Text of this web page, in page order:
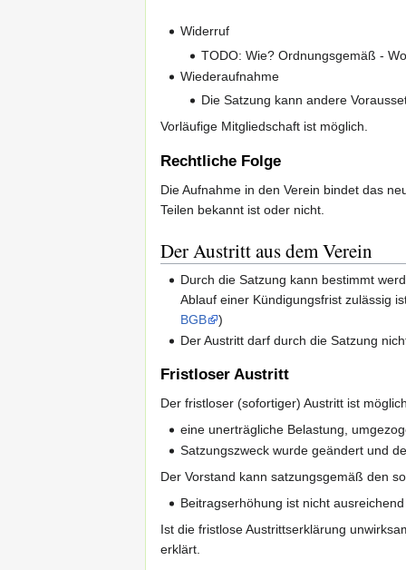
Widerruf
TODO: Wie? Ordnungsgemäß -
Wiederaufnahme
Die Satzung kann andere
Vorläufige Mitgliedschaft ist möglich.
Rechtliche Folge
Die Aufnahme in den Verein bindet das
Teilen bekannt ist oder nicht.
Der Austritt aus dem Verein
Durch die Satzung kann bestimmt
Ablauf einer Kündigungsfrist zulässig
BGB
)
Der Austritt darf durch die Satzung
Fristloser Austritt
Der fristloser (sofortiger) Austritt ist
eine unerträgliche Belastung,
Satzungszweck wurde geändert und
Der Vorstand kann satzungsgemäß den
Beitragserhöhung ist nicht
Ist die fristlose Austrittserklärung
erklärt.